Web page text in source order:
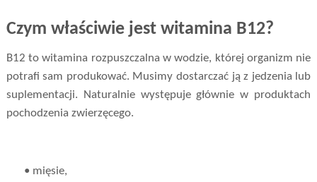
Czym właściwie jest witamina B12?
B12 to witamina rozpuszczalna w wodzie, której organizm nie
potrafi sam produkować. Musimy dostarczać ją z jedzenia lub
suplementacji. Naturalnie występuje głównie w produktach
pochodzenia zwierzęcego.
• mięsie,